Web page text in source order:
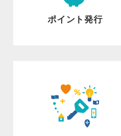
ポイント発行